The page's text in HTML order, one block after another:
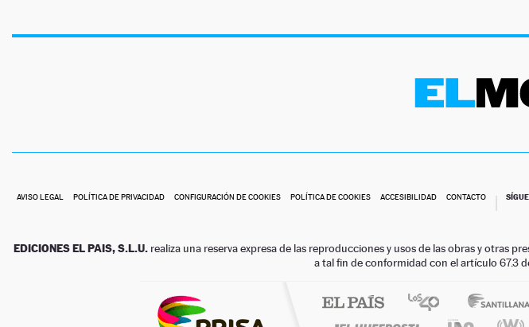
AVISO LEGAL POLÍTICA DE PRIVACIDAD CONFIGURACIÓN DE COOKIES POLÍTICA DE COOKIES ACCESIBILIDAD CONTACTO
EDICIONES EL PAIS, S.L.U. realiza una reserva expresa de las reproducciones y usos de las obras y otras
a tal fin de conformidad con el artículo 67.3